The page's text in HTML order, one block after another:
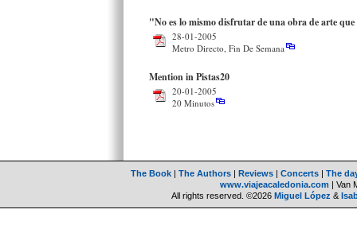
"No es lo mismo disfrutar de una obra de arte
28-01-2005
Metro Directo, Fin De Semana
Mention in Pistas20
20-01-2005
20 Minutos
The Book| The Authors| Reviews| Concerts| The
www.viajeacaledonia.com | Van
All rights reserved. ©2026 Miguel López &